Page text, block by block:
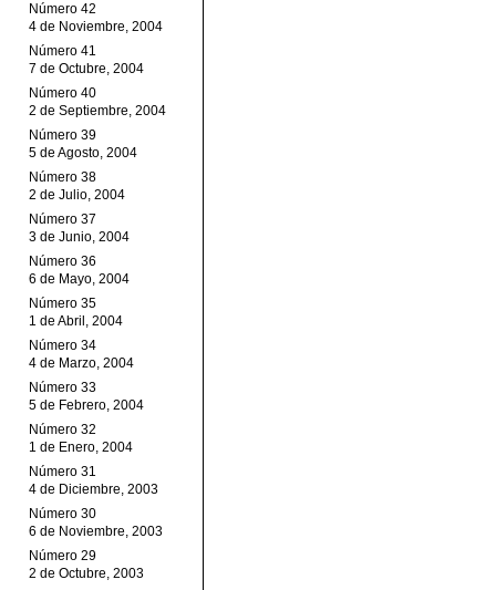
Número 42
4 de Noviembre, 2004
Número 41
7 de Octubre, 2004
Número 40
2 de Septiembre, 2004
Número 39
5 de Agosto, 2004
Número 38
2 de Julio, 2004
Número 37
3 de Junio, 2004
Número 36
6 de Mayo, 2004
Número 35
1 de Abril, 2004
Número 34
4 de Marzo, 2004
Número 33
5 de Febrero, 2004
Número 32
1 de Enero, 2004
Número 31
4 de Diciembre, 2003
Número 30
6 de Noviembre, 2003
Número 29
2 de Octubre, 2003